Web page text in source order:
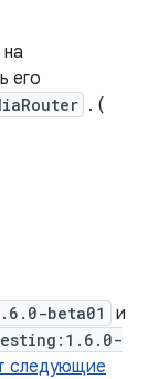
на
его
. (
beta01 и
следующие